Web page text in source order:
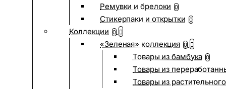
Ремувки и брелоки 0
Стикерпаки и открытки 0
Коллекции 0
«Зеленая» коллекция 0
Товары из бамбука 0
Товары из
Товары из